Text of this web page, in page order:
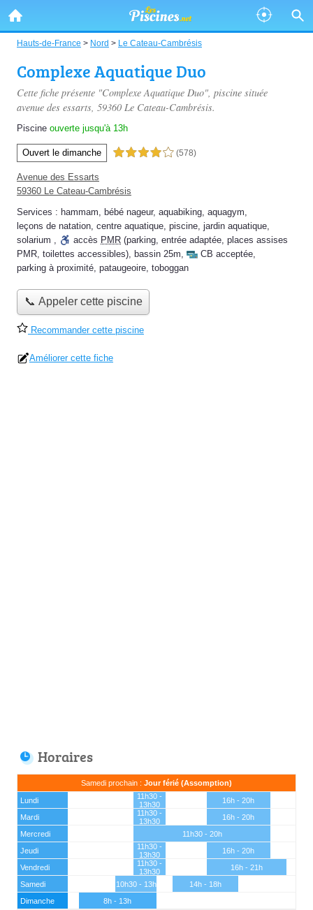
Hauts-de-France > Nord > Le Cateau-Cambrésis
Complexe Aquatique Duo
Cette fiche présente "Complexe Aquatique Duo", piscine située
avenue des essarts, 59360 Le Cateau-Cambrésis.
Piscine ouverte jusqu'à 13h
Ouvert le dimanche 4,0 étoiles sur 5 (578)
Avenue des Essarts
59360 Le Cateau-Cambrésis
Services : hammam, bébé nageur, aquabiking, aquagym,
leçons de natation, centre aquatique, piscine, jardin aquatique,
solarium , accès PMR (parking, entrée adaptée, places assises
PMR, toilettes accessibles), bassin 25m, CB acceptée,
parking à proximité, pataugeoire, toboggan
📞 Appeler cette piscine
Recommander cette piscine
Améliorer cette fiche
Horaires
Samedi prochain : Jour férié (Assomption)
Lundi
11h30 -
13h30
16h - 20h
Mardi
11h30 -
13h30
16h - 20h
Mercredi
11h30 - 20h
Jeudi
11h30 -
13h30
16h - 20h
Vendredi
11h30 -
13h30
16h - 21h
Samedi
10h30 - 13h
14h - 18h
Dimanche
8h - 13h